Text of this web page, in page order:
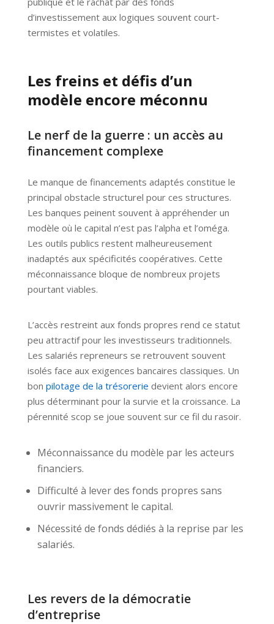
d’investissement aux logiques souvent court-
termistes et volatiles.
Les freins et défis d’un
modèle encore méconnu
Le nerf de la guerre : un accès au
financement complexe
Le manque de financements adaptés constitue le
principal obstacle structurel pour ces structures.
Les banques peinent souvent à appréhender un
modèle où le capital n’est pas l’alpha et l’oméga.
Les outils publics restent malheureusement
inadaptés aux spécificités coopératives. Cette
méconnaissance bloque de nombreux projets
pourtant viables.
L’accès restreint aux fonds propres rend ce statut
peu attractif pour les investisseurs traditionnels.
Les salariés repreneurs se retrouvent souvent
isolés face aux exigences bancaires classiques. Un
bon pilotage de la trésorerie devient alors encore
plus déterminant pour la survie et la croissance. La
pérennité scop se joue souvent sur ce fil du rasoir.
Méconnaissance du modèle par les acteurs
financiers.
Difficulté à lever des fonds propres sans
ouvrir massivement le capital.
Nécessité de fonds dédiés à la reprise par les
salariés.
Les revers de la démocratie
d’entreprise